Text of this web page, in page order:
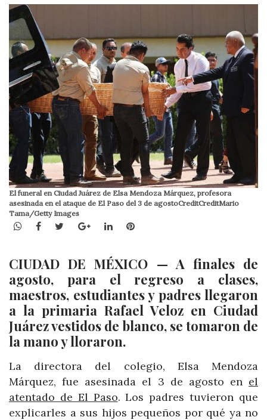
El funeral en Ciudad Juárez de Elsa Mendoza Márquez, profesora
asesinada en el ataque de El Paso del 3 de agostoCreditCreditMario
Tama/Getty Images
WhatsApp
Facebook
TwitterGoogle+LinkedInPinterest
CIUDAD DE MÉXICO — A finales de
agosto, para el regreso a clases,
maestros, estudiantes y padres llegaron
a la primaria Rafael Veloz en Ciudad
Juárez vestidos de blanco, se tomaron de
la mano y lloraron.
La directora del colegio, Elsa Mendoza
Márquez, fue asesinada el 3 de agosto en el
atentado de El Paso. Los padres tuvieron que
explicarles a sus hijos pequeños por qué ya no